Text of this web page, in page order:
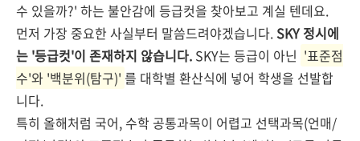
수 있을까?' 하는 불안감에 등급컷을 찾아보고 계실 텐데요.
먼저 가장 중요한 사실부터 말씀드려야겠습니다.SKY 정시에
는 '등급컷'이 존재하지 않습니다. SKY는 등급이 아닌 '표준점
수'와 '백분위(탐구)' 를 대학별 환산식에 넣어 학생을 선발합
니다.
특히 올해처럼 국어, 수학 공통과목이 어렵고 선택과목(언매/